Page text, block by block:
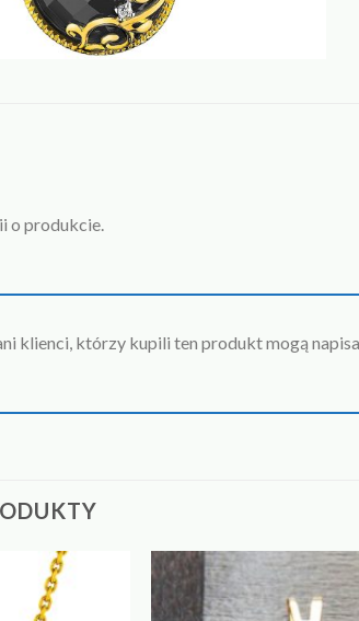
o produkcie.
klienci, którzy kupili ten produkt mogą